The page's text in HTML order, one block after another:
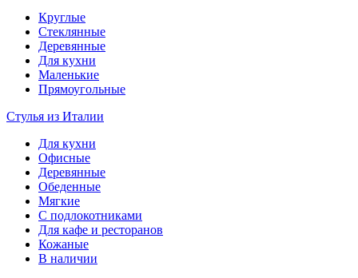
Круглые
Стеклянные
Деревянные
Для кухни
Маленькие
Прямоугольные
Стулья из Италии
Для кухни
Офисные
Деревянные
Обеденные
Мягкие
С подлокотниками
Для кафе и ресторанов
Кожаные
В наличии